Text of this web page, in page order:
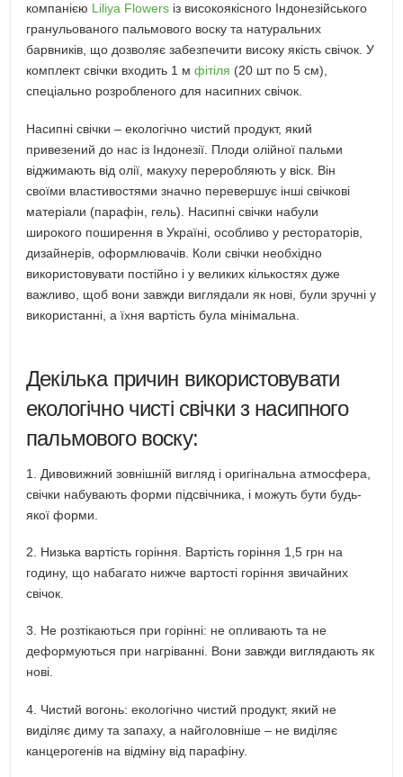
компанією Liliya Flowers із високоякісного Індонезійського
гранульованого пальмового воску та натуральних
барвників, що дозволяє забезпечити високу якість свічок. У
комплект свічки входить 1 мфітіля (20 шт по 5 см),
спеціально розробленого для насипних свічок.
Насипні свічки – екологічно чистий продукт, який
привезений до нас із Індонезії. Плоди олійної пальми
віджимають від олії, макуху переробляють у віск. Він
своїми властивостями значно перевершує інші свічкові
матеріали (парафін, гель). Насипні свічки набули
широкого поширення в Україні, особливо у рестораторів,
дизайнерів, оформлювачів. Коли свічки необхідно
використовувати постійно і у великих кількостях дуже
важливо, щоб вони завжди виглядали як нові, були зручні у
використанні, а їхня вартість була мінімальна.
Декілька причин використовувати
екологічно чисті свічки з насипного
пальмового воску:
1. Дивовижний зовнішній вигляд і оригінальна атмосфера,
свічки набувають форми підсвічника, і можуть бути будь-
якої форми.
2. Низька вартість горіння. Вартість горіння 1,5 грн на
годину, що набагато нижче вартості горіння звичайних
свічок.
3. Не розтікаються при горінні: не опливають та не
деформуються при нагріванні. Вони завжди виглядають як
нові.
4. Чистий вогонь: екологічно чистий продукт, який не
виділяє диму та запаху, а найголовніше – не виділяє
канцерогенів на відміну від парафіну.